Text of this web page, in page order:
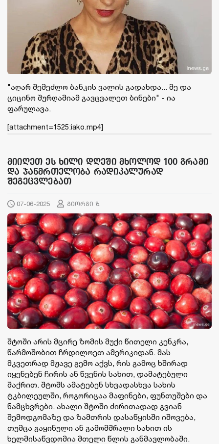
"აღარ შემეძლო ბანკის ვალის გადახდა... მე და
ციცინო შურღამიამ გავცვალეთ ბინები" - ია
ფარულავა.
[attachment=1525:iako.mp4]
მიიღეთ ეს ხილი დღეში მხოლოდ 100 გრამი
და ჯანმრთელობა რადიკალურად
შეგეცვლებათ
07-06-2025 გიორგი ზ.
შტოში არის მცირე ზომის მუქი წითელი კენკრა,
წარმოშობით ჩრდილოეთ ამერიკიდან. მას
მკვეთრად მჟავე გემო აქვს, რის გამოც ხშირად
იყენებენ ჩირის ან წვენის სახით, დამატებული
შაქრით. შტოშს ამატებენ სხვადასხვა სახის
ტკბილეულში, როგორიცაა მაფინები, ფუნთუშები და
ნამცხვრები. ახალი შტოში ძირითადად გვიან
შემოდგომაზე და ზამთრის დასაწყისში იშოვება,
თუმცა გაყინული ან გამომშრალი სახით ის
ხელმისაწვდომია მთელი წლის განმავლობაში.